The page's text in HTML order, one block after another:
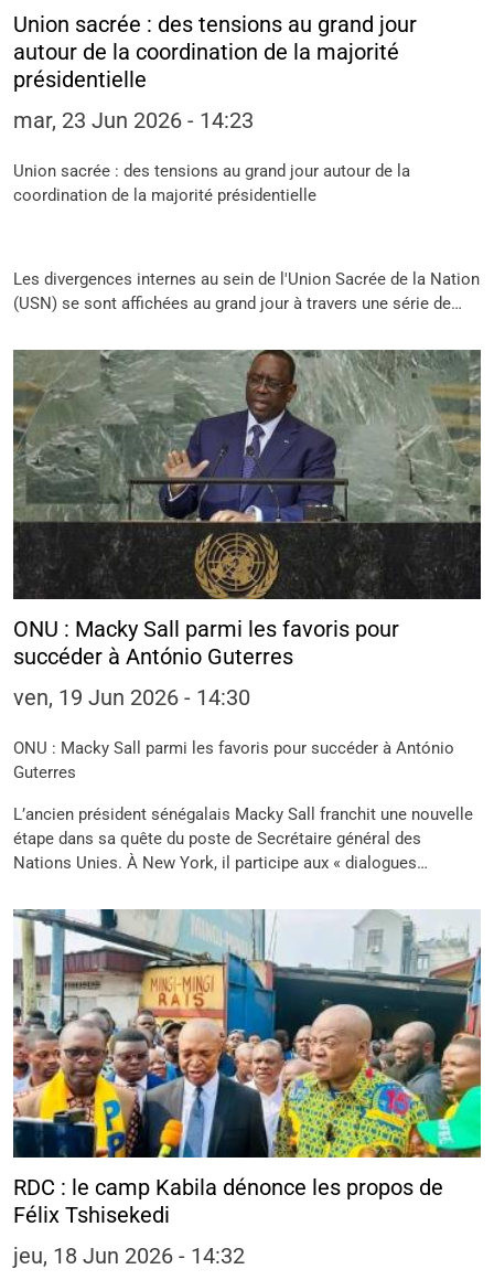
Union sacrée : des tensions au grand jour
autour de la coordination de la majorité
présidentielle
mar, 23 Jun 2026 - 14:23
Union sacrée : des tensions au grand jour autour de la
coordination de la majorité présidentielle
Les divergences internes au sein de l'Union Sacrée de la Nation
(USN) se sont affichées au grand jour à travers une série de…
ONU : Macky Sall parmi les favoris pour
succéder à António Guterres
ven, 19 Jun 2026 - 14:30
ONU : Macky Sall parmi les favoris pour succéder à António
Guterres
L’ancien président sénégalais Macky Sall franchit une nouvelle
étape dans sa quête du poste de Secrétaire général des
Nations Unies. À New York, il participe aux « dialogues…
RDC : le camp Kabila dénonce les propos de
Félix Tshisekedi
jeu, 18 Jun 2026 - 14:32